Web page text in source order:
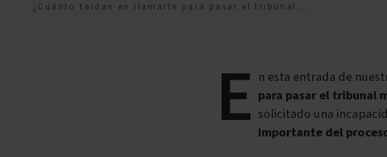
¿Cuánto tardan en llamarte para pasar el tribunal médico? Plazos
E n esta entrada de
para pasar el tribunal
solicitado una
importante del